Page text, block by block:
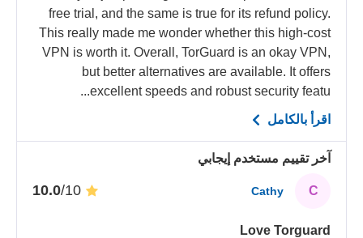
free trial, and the same is true for its refund policy.
This really made me wonder whether this high-cost
VPN is worth it. Overall, TorGuard is an okay VPN,
but better alternatives are available. It offers
excellent speeds and robust security featu...
اقرأ بالكامل
آخر تقييم مستخدم إيجابي
C
Cathy
/10
Love Torguard